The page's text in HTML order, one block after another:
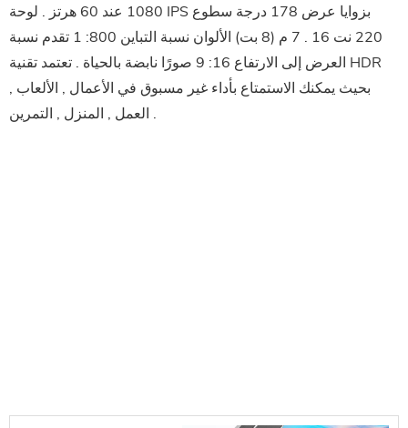
1080 عند 60 هرتز . لوحة IPS بزوايا عرض 178 درجة سطوع
220 نت 16 . 7 م (8 بت) الألوان نسبة التباين 800: 1 تقدم نسبة
العرض إلى الارتفاع 16: 9 صورًا نابضة بالحياة . تعتمد تقنية HDR
بحيث يمكنك الاستمتاع بأداء غير مسبوق في الأعمال , الألعاب ,
العمل , المنزل , التمرين .